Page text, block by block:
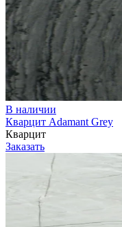
В наличии
Кварцит Adamant Grey
Кварцит
Заказать